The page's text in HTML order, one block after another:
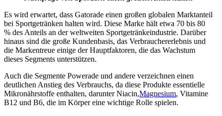
Es wird erwartet, dass Gatorade einen großen globalen Marktanteil
bei Sportgetränken halten wird. Diese Marke hält etwa 70 bis 80
% des Anteils an der weltweiten Sportgetränkeindustrie. Darüber
hinaus sind die große Kundenbasis, das Verbrauchererlebnis und
die Markentreue einige der Hauptfaktoren, die das Wachstum
dieses Segments unterstützen.
Auch die Segmente Powerade und andere verzeichnen einen
deutlichen Anstieg des Verbrauchs, da diese Produkte essentielle
Mikronährstoffe enthalten, darunter Niacin,Magnesium, Vitamine
B12 und B6, die im Körper eine wichtige Rolle spielen.